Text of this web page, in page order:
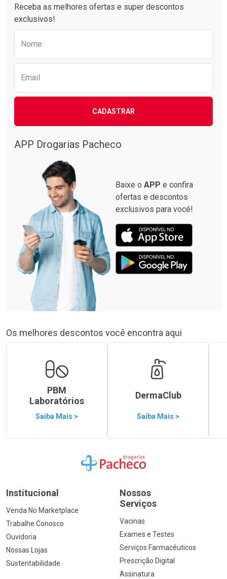
Receba as melhores ofertas e super descontos
exclusivos!
Nome
Email
CADASTRAR
APP Drogarias Pacheco
Baixe o APP e confira
ofertas e descontos
exclusivos para você!
Os melhores descontos você encontra aqui
PBM
Laboratórios
Saiba Mais >
DermaClub
Saiba Mais >
Ir para a Home
Institucional
Venda No Marketplace
Trabalhe Conosco
Ouvidoria
Nossas Lojas
Sustentabilidade
Nossos
Serviços
Vacinas
Exames e Testes
Serviços Farmacêuticos
Prescrição Digital
Assinatura